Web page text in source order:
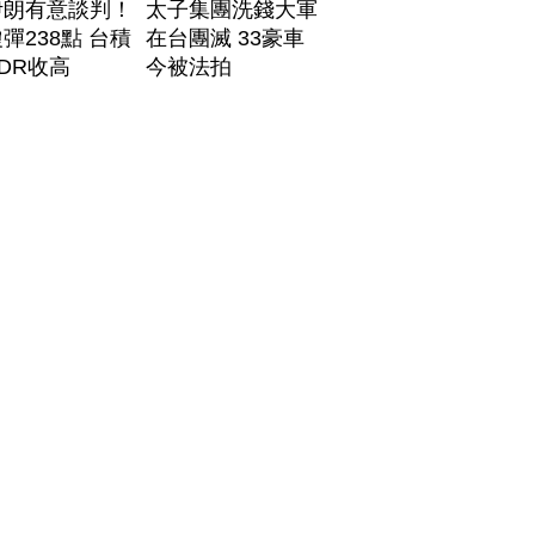
有意談判！
238點 台積
收高
太子集團洗錢大軍
在台團滅 33豪車
今被法拍